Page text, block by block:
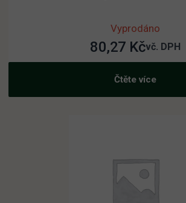
Vyprodáno
80,27 Kčvč. DPH
Čtěte více